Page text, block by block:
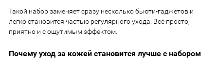
Такой набор заменяет сразу несколько бьюти-гаджетов и
легко становится частью регулярного ухода. Всё просто,
приятно и с ощутимым эффектом.
Почему уход за кожей становится лучше с набором